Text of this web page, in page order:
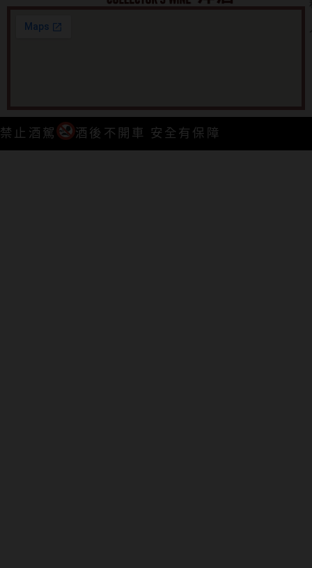
禁止酒駕 酒後不開車 安全有保障